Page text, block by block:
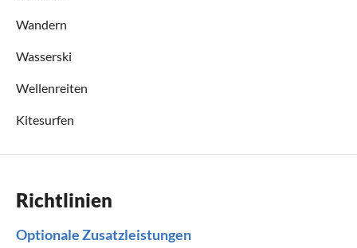
Wandern
Wasserski
Wellenreiten
Kitesurfen
Richtlinien
Optionale Zusatzleistungen